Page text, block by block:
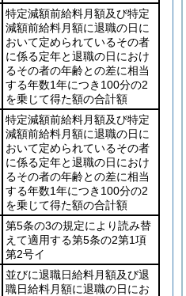
特定減額前給料月額及び特定
減額前給料月額に退職の日に
おいて定められているその者
に係る定年と退職の日におけ
るその者の年齢との差に相当
する年数1年につき100分の2
を乗じて得た額の合計額
特定減額前給料月額及び特定
減額前給料月額に退職の日に
おいて定められているその者
に係る定年と退職の日におけ
るその者の年齢との差に相当
する年数1年につき100分の2
を乗じて得た額の合計額
第5条の3の規定により読み替
えて適用する第5条の2第1項
第2号イ
並びに退職日給料月額及び退
職日給料月額に退職の日にお